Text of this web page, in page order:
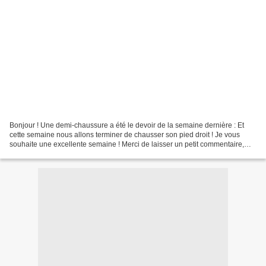
Bonjour ! Une demi-chaussure a été le devoir de la semaine dernière : Et
cette semaine nous allons terminer de chausser son pied droit ! Je vous
souhaite une excellente semaine ! Merci de laisser un petit commentaire,